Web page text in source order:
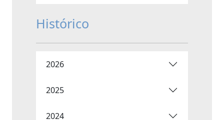
Histórico
2026
2025
2024